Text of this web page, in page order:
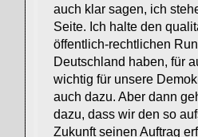
auch klar sagen, ich
Seite. Ich halte den
öffentlich-rechtlichen
Deutschland haben, für
wichtig für unsere
auch dazu. Aber dann
dazu, dass wir den so
Zukunft seinen Auftrag